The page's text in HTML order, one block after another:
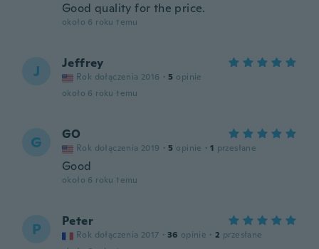
Good quality for the price.
około 6 roku temu
J Jeffrey
Rok dołączenia 2016 · 5 opinie
około 6 roku temu
G GO
Rok dołączenia 2019 · 5 opinie · 1 przesłane
Good
około 6 roku temu
P Peter
Rok dołączenia 2017 · 36 opinie · 2 przesłane